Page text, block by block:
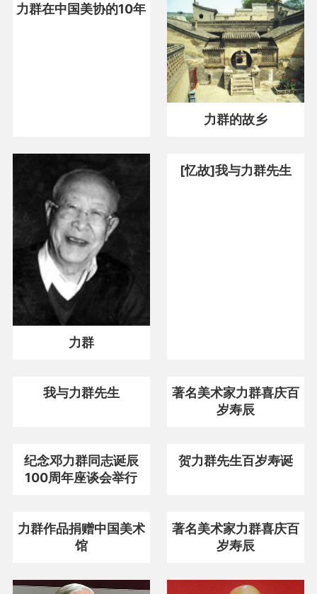
力群在中国美协的10年
力群的故乡
力群
[忆故]我与力群先生
我与力群先生
著名美术家力群喜庆百
岁寿辰
纪念邓力群同志诞辰
100周年座谈会举行
贺力群先生百岁寿诞
力群作品捐赠中国美术
馆
著名美术家力群喜庆百
岁寿辰